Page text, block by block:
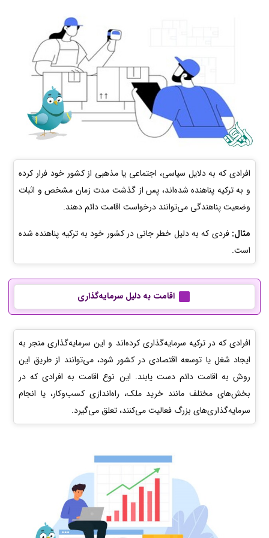
افرادی که به دلایل سیاسی، اجتماعی یا مذهبی از کشور خود فرار کرده
و به ترکیه پناهنده شده‌اند، پس از گذشت مدت زمان مشخص و اثبات
وضعیت پناهندگی می‌توانند درخواست اقامت دائم دهند.
مثال: فردی که به دلیل خطر جانی در کشور خود به ترکیه پناهنده شده
است.
اقامت به دلیل سرمایه‌گذاری
افرادی که در ترکیه سرمایه‌گذاری کرده‌اند و این سرمایه‌گذاری منجر به
ایجاد شغل یا توسعه اقتصادی در کشور شود، می‌توانند از طریق این
روش به اقامت دائم دست یابند. این نوع اقامت به افرادی که در
بخش‌های مختلف مانند خرید ملک، راه‌اندازی کسب‌وکار، یا انجام
سرمایه‌گذاری‌های بزرگ فعالیت می‌کنند، تعلق می‌گیرد.